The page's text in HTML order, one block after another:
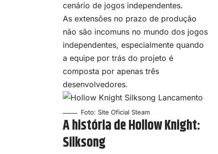
cenário de jogos independentes.
As extensões no prazo de produção
não são incomuns no mundo dos jogos
independentes, especialmente quando
a equipe por trás do projeto é
composta por apenas três
desenvolvedores.
Foto: Site Oficial Steam
A história de Hollow Knight:
Silksong